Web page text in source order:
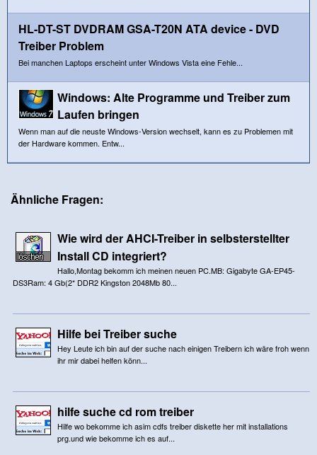
HL-DT-ST DVDRAM GSA-T20N ATA device - DVD
Treiber Problem
Bei manchen Laptops erscheint unter Windows Vista eine Fehle...
Windows: Alte Programme und Treiber zum
Laufen bringen
Wenn man auf die neuste Windows-Version wechselt, kann es zu Problemen mit
der Hardware kommen. Entw...
Ähnliche Fragen:
Wie wird der AHCI-Treiber in selbsterstellter
Install CD integriert?
Hallo,Montag bekomm ich meinen neuen PC.MB: Gigabyte GA-EP45-
DS3Ram: 4 Gb(2* DDR2 Kingston 2048Mb 80...
Hilfe bei Treiber suche
Hey Leute ich bin auf der suche nach einigen Treibern ich wäre froh wenn
ihr mir dabei helfen könn...
hilfe suche cd rom treiber
Hilfe wo bekomme ich asim cdfs treiber diskette her mit installations
prg.und wie bekomme ich es auf...